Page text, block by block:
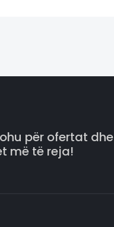
për ofertat dhe
më të reja!